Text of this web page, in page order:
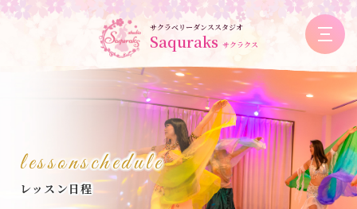
サクラベリーダンススタジオ
Saquraks サクラクス
lessonschedule
レッスン日程